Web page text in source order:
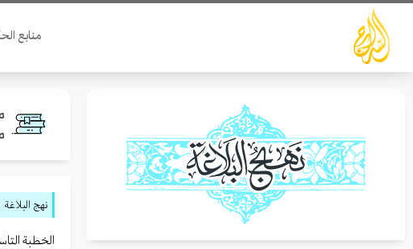
تخطي
المحتوى
منابع
نهج البلاغة
الخطبة